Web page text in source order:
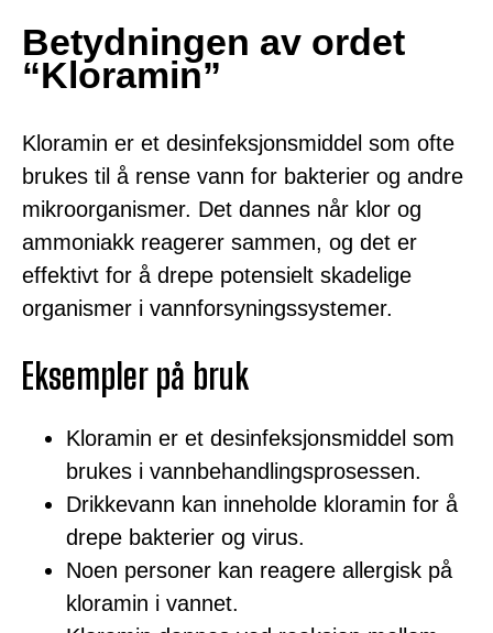
Betydningen av ordet
“Kloramin”
Kloramin er et desinfeksjonsmiddel som ofte
brukes til å rense vann for bakterier og andre
mikroorganismer. Det dannes når klor og
ammoniakk reagerer sammen, og det er
effektivt for å drepe potensielt skadelige
organismer i vannforsyningssystemer.
Eksempler på bruk
Kloramin er et desinfeksjonsmiddel som
brukes i vannbehandlingsprosessen.
Drikkevann kan inneholde kloramin for å
drepe bakterier og virus.
Noen personer kan reagere allergisk på
kloramin i vannet.